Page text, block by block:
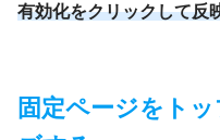
有効化をクリックして反
固定ページをト